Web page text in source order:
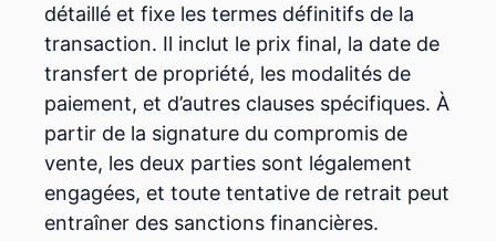
détaillé et fixe les termes définitifs de la
transaction. Il inclut le prix final, la date de
transfert de propriété, les modalités de
paiement, et d’autres clauses spécifiques. À
partir de la signature du compromis de
vente, les deux parties sont légalement
engagées, et toute tentative de retrait peut
entraîner des sanctions financières.